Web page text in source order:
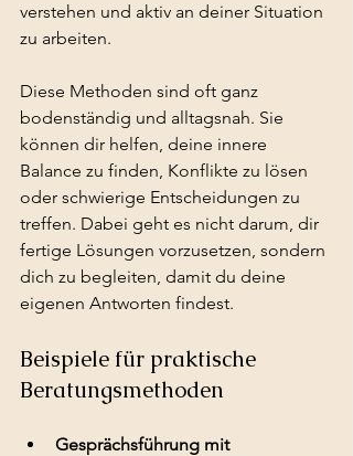
verstehen und aktiv an deiner Situation
zu arbeiten.
Diese Methoden sind oft ganz
bodenständig und alltagsnah. Sie
können dir helfen, deine innere
Balance zu finden, Konflikte zu lösen
oder schwierige Entscheidungen zu
treffen. Dabei geht es nicht darum, dir
fertige Lösungen vorzusetzen, sondern
dich zu begleiten, damit du deine
eigenen Antworten findest.
Beispiele für praktische
Beratungsmethoden
Gesprächsführung mit